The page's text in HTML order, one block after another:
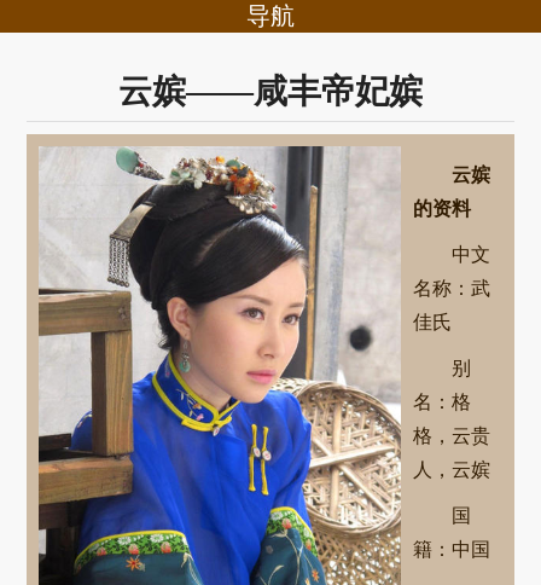
导航
云嫔——咸丰帝妃嫔
云嫔
的资料
中文
名称：武
佳氏
别
名：格
格，云贵
人，云嫔
国
籍：中国